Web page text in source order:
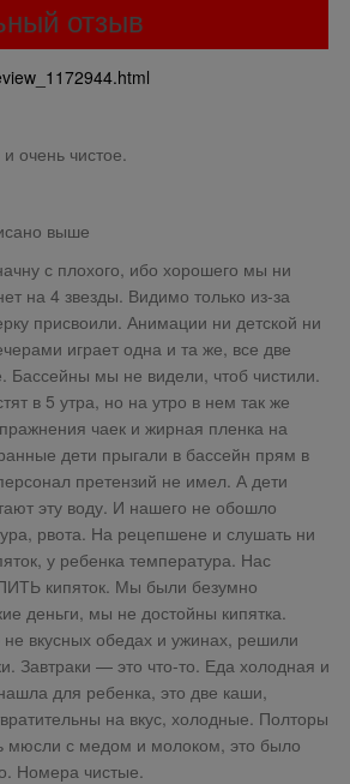
отзыв
очень чистое.
выше
с плохого, ибо хорошего мы ни
на 4 звезды. Видимо только из-за
присвоили. Анимации ни детской ни
играет одна и та же, все две
Бассейны мы не видели, чтоб чистили.
в 5 утра, но на утро в нем так же
чаек и жирная пленка на
дети прыгали в бассейн прям в
претензий не имел. А дети
эту воду. И нашего не обошло
рвота. На рецепшене и слушать ни
у ребенка температура. Нас
кипяток. Мы были безумно
деньги, мы не достойны кипятка.
вкусных обедах и ужинах, решили
Завтраки — это что-то. Еда холодная и
для ребенка, это две каши,
на вкус, холодные. Полторы
мюсли с медом и молоком, это было
Номера чистые.